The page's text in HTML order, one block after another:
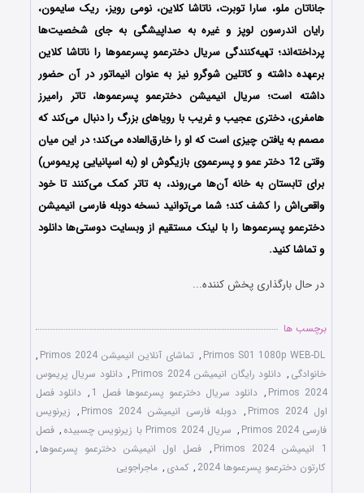
جاناتان ملو، سارا توبرت، ناتاشا کلاین، نومی رویز، ریک سایمون،
رایان اندرسون لوپز و غیره به صداپیشگی به جای شخصیت‌ها
پرداخته‌‌اند؛ تهیه‌کنندگی سریال دخترعمو پسرعموها را ناتاشا کلاین
برعهده داشته‌ و کاتلین شوگرو نیز به عنوان انیماتور در آن حضور
داشته است؛ سریال انیمیشندخترعمو پسرعموها، تاتر رامیرز
هامفری، دختری عجیب و غریب با رویاهای بزرگ را دنبال می‌کند که
مصمم به یافتن چیزی است که او را خارق‌العاده می‌کند؛ در این میان
وقتی 12 دختر عمو و پسرعموی بازیگوش او (به اسپانیایی پریموس)
برای تابستان به خانه آن‌ها می‌روند، به تاتر کمک می‌کنند تا خود
واقعی‌اش را کشف کند؛ شما می‌توانید نسخه دوبله فارسی انیمیشن
دخترعمو پسرعموها را با لینک مستقیم از وبسایت دوستی‌ها دانلود
و تماشا کنید.
در حال بارگذاری پخش کننده...
برچسب ها
Primos S01 1080p WEB-DL
, تماشای آنلاین انیمیشن Primos 2024
,
خانوادگی , دانلود رایگان انیمیشن Primos 2024 , دانلود سریال پریموس
Primos 2024
, دانلود سریال دخترعمو پسرعموها فصل 1 , دانلود فصل
اول Primos 2024
, دوبله فارسی انیمیشن Primos 2024 , زیرنویس
فارسی Primos 2024
, سریال Primos 2024 با زیرنویس چسبیده , فصل
1 انیمیشن Primos 2024
, فصل اول انیمیشن دخترعمو پسرعموها ,
کارتون دخترعمو پسرعموها 2024
, کمدی , ماجراجویی